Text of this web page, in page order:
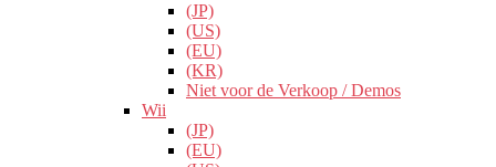
(JP)
(US)
(EU)
(KR)
Niet voor de Verkoop / Demos
Wii
(JP)
(EU)